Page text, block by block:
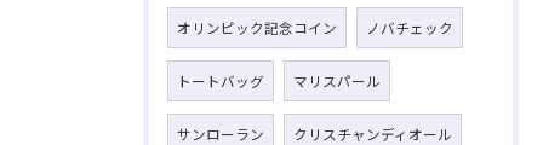
オリンピック記念コイン ノバチェック
トートバッグ マリスパール
サンローラン クリスチャンディオール